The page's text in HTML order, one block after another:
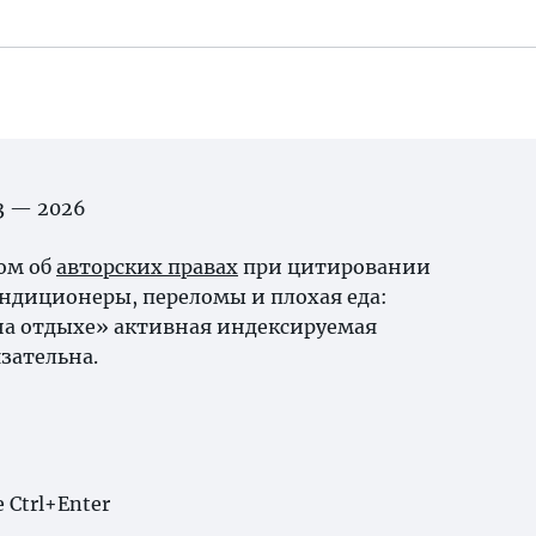
— 2026
об авторских правах при цитировании
переломы и плохая еда:
отдыхе» активная индексируемая
Ctrl+Enter